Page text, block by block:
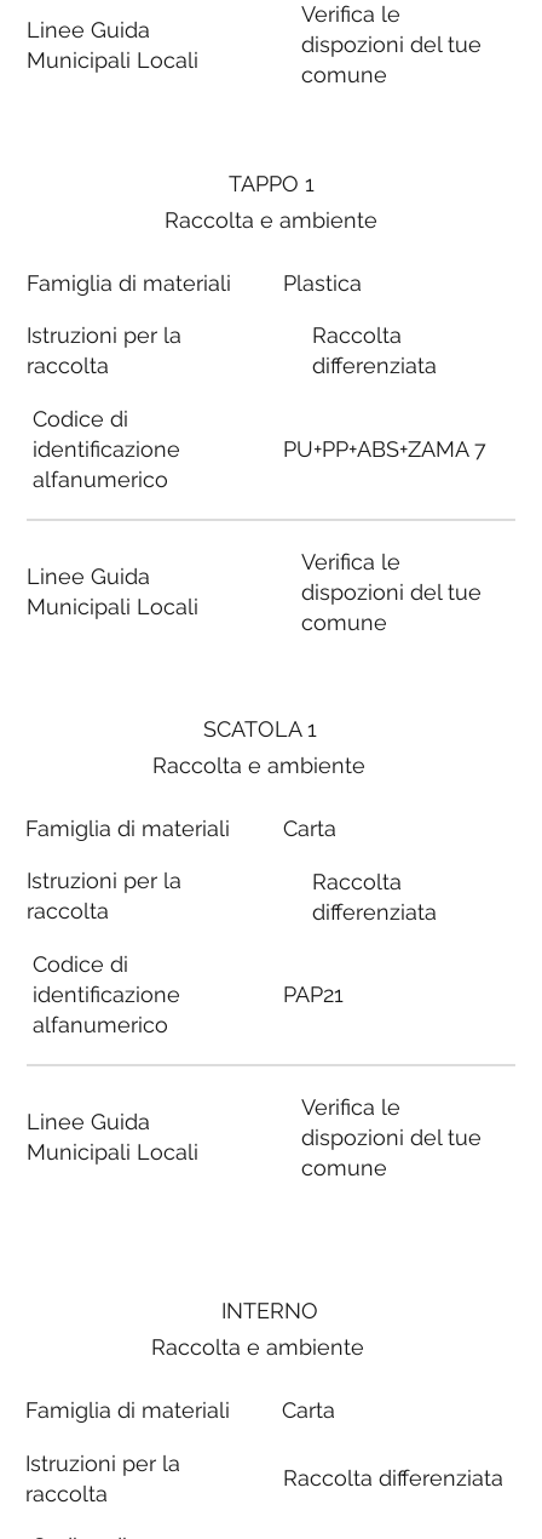
Linee Guida
Municipali Locali
Verifica le
dispozioni del tue
comune
SCATOLA 1
Raccolta e ambiente
Famiglia di materiali
Istruzioni per la
raccolta
Codice di
identificazione
alfanumerico
Linee Guida
Municipali Locali
Carta
Raccolta
differenziata
PAP21
Verifica le
dispozioni del tue
comune
TAPPO 1
Raccolta e ambiente
Famiglia di materiali
Istruzioni per la
raccolta
Codice di
identificazione
alfanumerico
Linee Guida
Municipali Locali
Plastica
Raccolta
differenziata
PU+PP+ABS+ZAMA 7
Verifica le
dispozioni del tue
comune
INTERNO
Raccolta e ambiente
Famiglia di materiali
Istruzioni per la
raccolta
Carta
Raccolta differenziata